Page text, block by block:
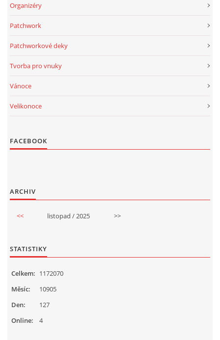
Organizéry
Patchwork
Patchworkové deky
Tvorba pro vnuky
Vánoce
Velikonoce
FACEBOOK
ARCHIV
<< listopad / 2025 >>
STATISTIKY
Online: 4
Celkem: 1172070
Měsíc:
10905
Den:
127